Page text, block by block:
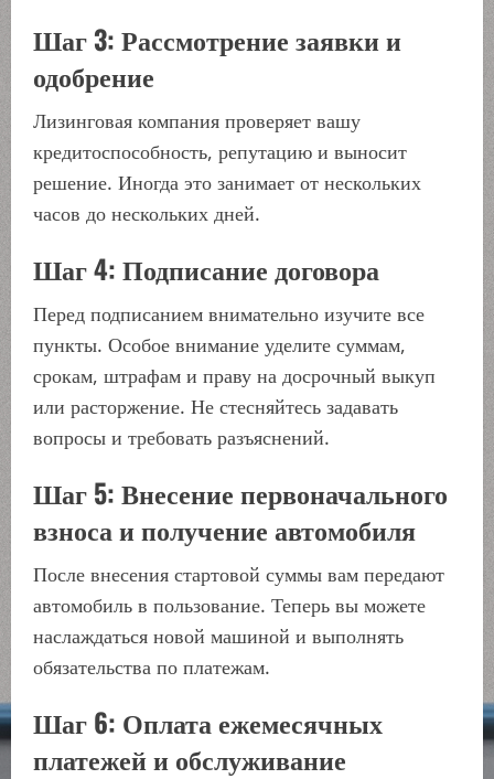
Шаг 3: Рассмотрение заявки и
одобрение
Лизинговая компания проверяет вашу
кредитоспособность, репутацию и выносит
решение. Иногда это занимает от нескольких
часов до нескольких дней.
Шаг 4: Подписание договора
Перед подписанием внимательно изучите все
пункты. Особое внимание уделите суммам,
срокам, штрафам и праву на досрочный выкуп
или расторжение. Не стесняйтесь задавать
вопросы и требовать разъяснений.
Шаг 5: Внесение первоначального
взноса и получение автомобиля
После внесения стартовой суммы вам передают
автомобиль в пользование. Теперь вы можете
наслаждаться новой машиной и выполнять
обязательства по платежам.
Шаг 6: Оплата ежемесячных
платежей и обслуживание